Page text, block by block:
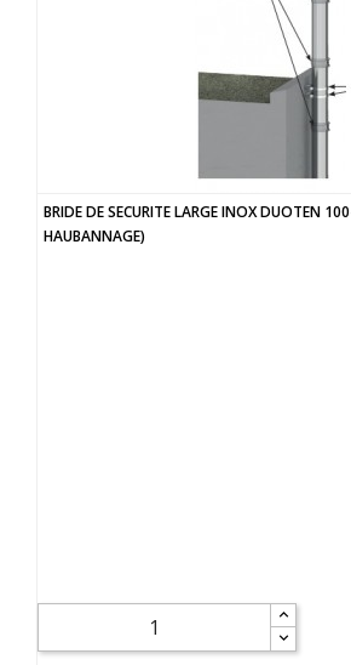
BRIDE DE SECURITE LARGE INOX DUOTEN
HAUBANNAGE)